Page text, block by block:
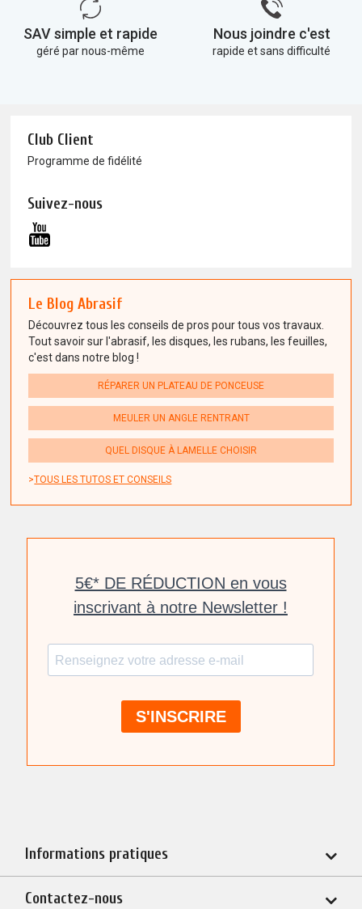
SAV simple et rapide
géré par nous-même
Nous joindre c'est
rapide et sans difficulté
Club Client
Programme de fidélité
Suivez-nous
Le Blog Abrasif
Découvrez tous les conseils de pros pour tous vos travaux.
Tout savoir sur l'abrasif, les disques, les rubans, les feuilles,
c'est dans notre blog !
RÉPARER UN PLATEAU DE PONCEUSE
MEULER UN ANGLE RENTRANT
QUEL DISQUE À LAMELLE CHOISIR
TOUS LES TUTOS ET CONSEILS
Informations pratiques
Contactez-nous